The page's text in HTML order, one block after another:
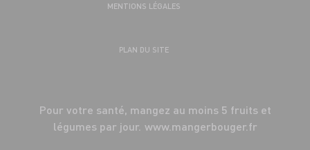
MENTIONS LÉGALES
PLAN DU SITE
Pour votre santé, mangez au moins 5 fruits et
légumes par jour. www.mangerbouger.fr